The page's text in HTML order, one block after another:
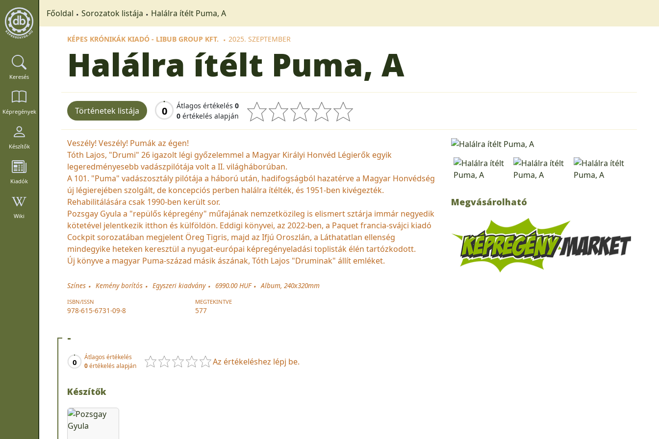
Keresés
Képregények
Készítők
Kiadók
Wiki
Főoldal Sorozatok listája Halálra ítélt Puma, A
KÉPES KRÓNIKÁK KIADÓ - LIBUB GROUP KFT. 2025. SZEPTEMBER
Halálra ítélt Puma, A
Történetek listája 0 Átlagos értékelés 0
0 értékelés alapján
Veszély! Veszély! Pumák az égen!
Tóth Lajos, "Drumi" 26 igazolt légi győzelemmel a Magyar Királyi Honvéd Légierők egyik
legeredményesebb vadászpilótája volt a II. világháborúban.
A 101. "Puma" vadászosztály pilótája a háború után, hadifogságból hazatérve a Magyar Honvédség
új légierejében szolgált, de koncepciós perben halálra ítélték, és 1951-ben kivégezték.
Rehabilitálására csak 1990-ben került sor.
Pozsgay Gyula a "repülős képregény" műfajának nemzetközileg is elismert sztárja immár negyedik
kötetével jelentkezik itthon és külföldön. Eddigi könyvei, az 2022-ben, a Paquet francia-svájci kiadó
Cockpit sorozatában megjelent Öreg Tigris, majd az Ifjú Oroszlán, a Láthatatlan ellenség
mindegyike heteken keresztül a nyugat-európai képregényeladási toplisták élén tartózkodott.
Új könyve a magyar Puma-század másik ászának, Tóth Lajos "Druminak" állít emléket.
Színes Kemény borítós Egyszeri kiadvány 6990.00 HUF Album, 240x320mm
ISBN/ISSN
978-615-6731-09-8
MEGTEKINTVE
577
-
0
Átlagos értékelés
0értékelés alapján Az értékeléshez lépj be.
Készítők
Megvásárolható